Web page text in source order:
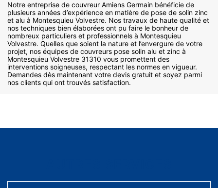
Notre entreprise de couvreur Amiens Germain bénéficie de
plusieurs années d’expérience en matière de pose de solin zinc
et alu à Montesquieu Volvestre. Nos travaux de haute qualité et
nos techniques bien élaborées ont pu faire le bonheur de
nombreux particuliers et professionnels à Montesquieu
Volvestre. Quelles que soient la nature et l’envergure de votre
projet, nos équipes de couvreurs pose solin alu et zinc à
Montesquieu Volvestre 31310 vous promettent des
interventions soigneuses, respectant les normes en vigueur.
Demandes dès maintenant votre devis gratuit et soyez parmi
nos clients qui ont trouvés satisfaction.